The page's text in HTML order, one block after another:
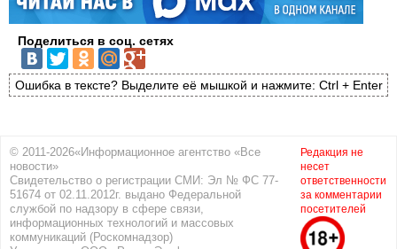
Поделиться в соц. сетях
Ошибка в тексте? Выделите её мышкой и нажмите: Ctrl + Enter
© 2011-2026«Информационное агентство «Все
новости»
Свидетельство о регистрации СМИ: Эл № ФС 77-
51674 от 02.11.2012г. выдано Федеральной
службой по надзору в сфере связи,
информационных технологий и массовых
коммуникаций (Роскомнадзор)
Редакция не
несет
ответственности
за комментарии
посетителей